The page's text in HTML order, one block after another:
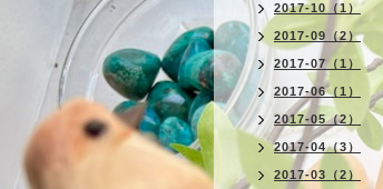
2017-10（1）
2017-09（2）
2017-07（1）
2017-06（1）
2017-05（2）
2017-04（3）
2017-03（2）